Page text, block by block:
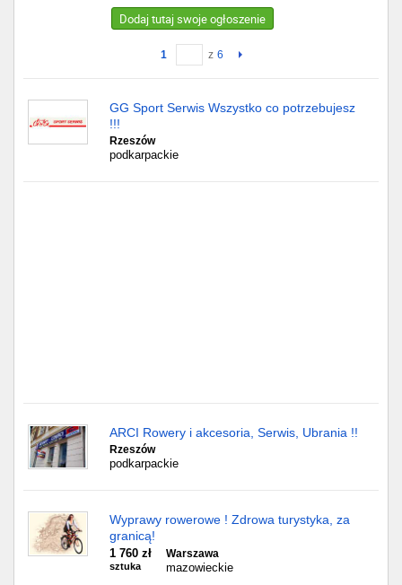
Dodaj tutaj swoje ogłoszenie
1 z 6
GG Sport Serwis Wszystko co potrzebujesz
!!!
Rzeszów
podkarpackie
ARCI Rowery i akcesoria, Serwis, Ubrania !!
Rzeszów
podkarpackie
Wyprawy rowerowe ! Zdrowa turystyka, za
granicą!
1 760 zł
sztuka
Warszawa
mazowieckie
Chorzów
Częstochowa
Olsztyn